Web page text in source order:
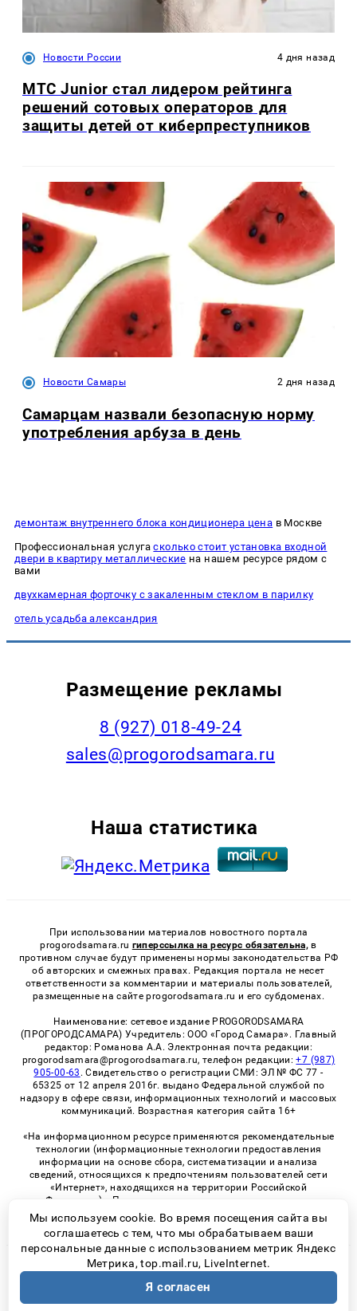
Новости России 4 дня назад
МТС Junior стал лидером рейтинга
решений сотовых операторов для
защиты детей от киберпреступников
Новости Самары 2 дня назад
Самарцам назвали безопасную норму
употребления арбуза в день
демонтаж внутреннего блока кондиционера цена в Москве
Профессиональная услугасколько стоит установка входной
двери в квартиру металлические на нашем ресурсе рядом с
вами
двухкамерная форточку с закаленным стеклом в парилку
отель усадьба александрия
Размещение рекламы
8 (927) 018-49-24
sales@progorodsamara.ru
Наша статистика
При использовании материалов новостного портала
progorodsamara.ru гиперссылка на ресурс обязательна, в
противном случае будут применены нормы законодательства РФ
об авторских и смежных правах. Редакция портала не несет
ответственности за комментарии и материалы пользователей,
размещенные на сайте progorodsamara.ru и его субдоменах.
Наименование: сетевое издание PROGORODSAMARA
(ПРОГОРОДСАМАРА) Учредитель: ООО «Город Самара». Главный
редактор: Романова А.А. Электронная почта редакции:
progorodsamara@progorodsamara.ru, телефон редакции:+7 (987)
905-00-63 . Свидетельство о регистрации СМИ: ЭЛ № ФС 77 -
65325 от 12 апреля 2016г. выдано Федеральной службой по
надзору в сфере связи, информационных технологий и массовых
коммуникаций. Возрастная категория сайта 16+
«На информационном ресурсе применяются рекомендательные
технологии (информационные технологии предоставления
информации на основе сбора, систематизации и анализа
сведений, относящихся к предпочтениям пользователей сети
«Интернет», находящихся на территории Российской
Федерации)». Правила применения рекомендательных
технологий в виджетах рекламно-обменной сети
«СМИ2» (PDF)
© 2026 «ProGorodSamara» | Все права защищены
Возрастная категория сайта 16+
Политика конфиденциальности
Мы используем cookie. Во время посещения сайта вы
соглашаетесь с тем, что мы обрабатываем ваши
персональные данные с использованием метрик Яндекс
Метрика, top.mail.ru, LiveInternet.
Я согласен